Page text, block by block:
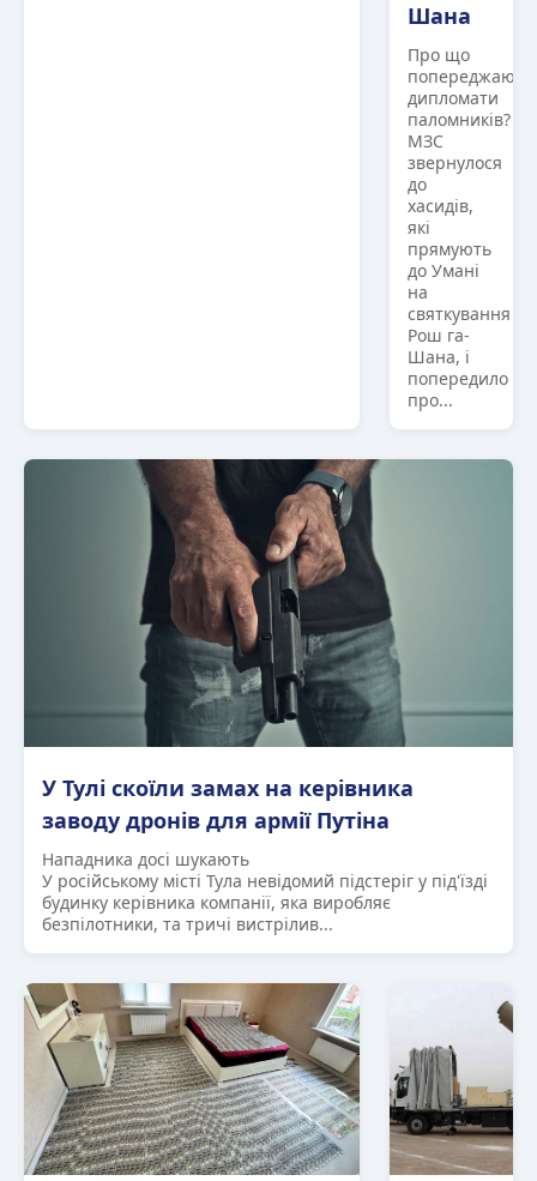
Шана
Про що
попереджають
дипломати
паломників?
МЗС
звернулося
до
хасидів,
які
прямують
до Умані
на
святкування
Рош га-
Шана, і
попередило
про...
У Тулі скоїли замах на керівника
заводу дронів для армії Путіна
Нападника досі шукають
У російському місті Тула невідомий підстеріг у під'їзді
будинку керівника компанії, яка виробляє
безпілотники, та тричі вистрілив...